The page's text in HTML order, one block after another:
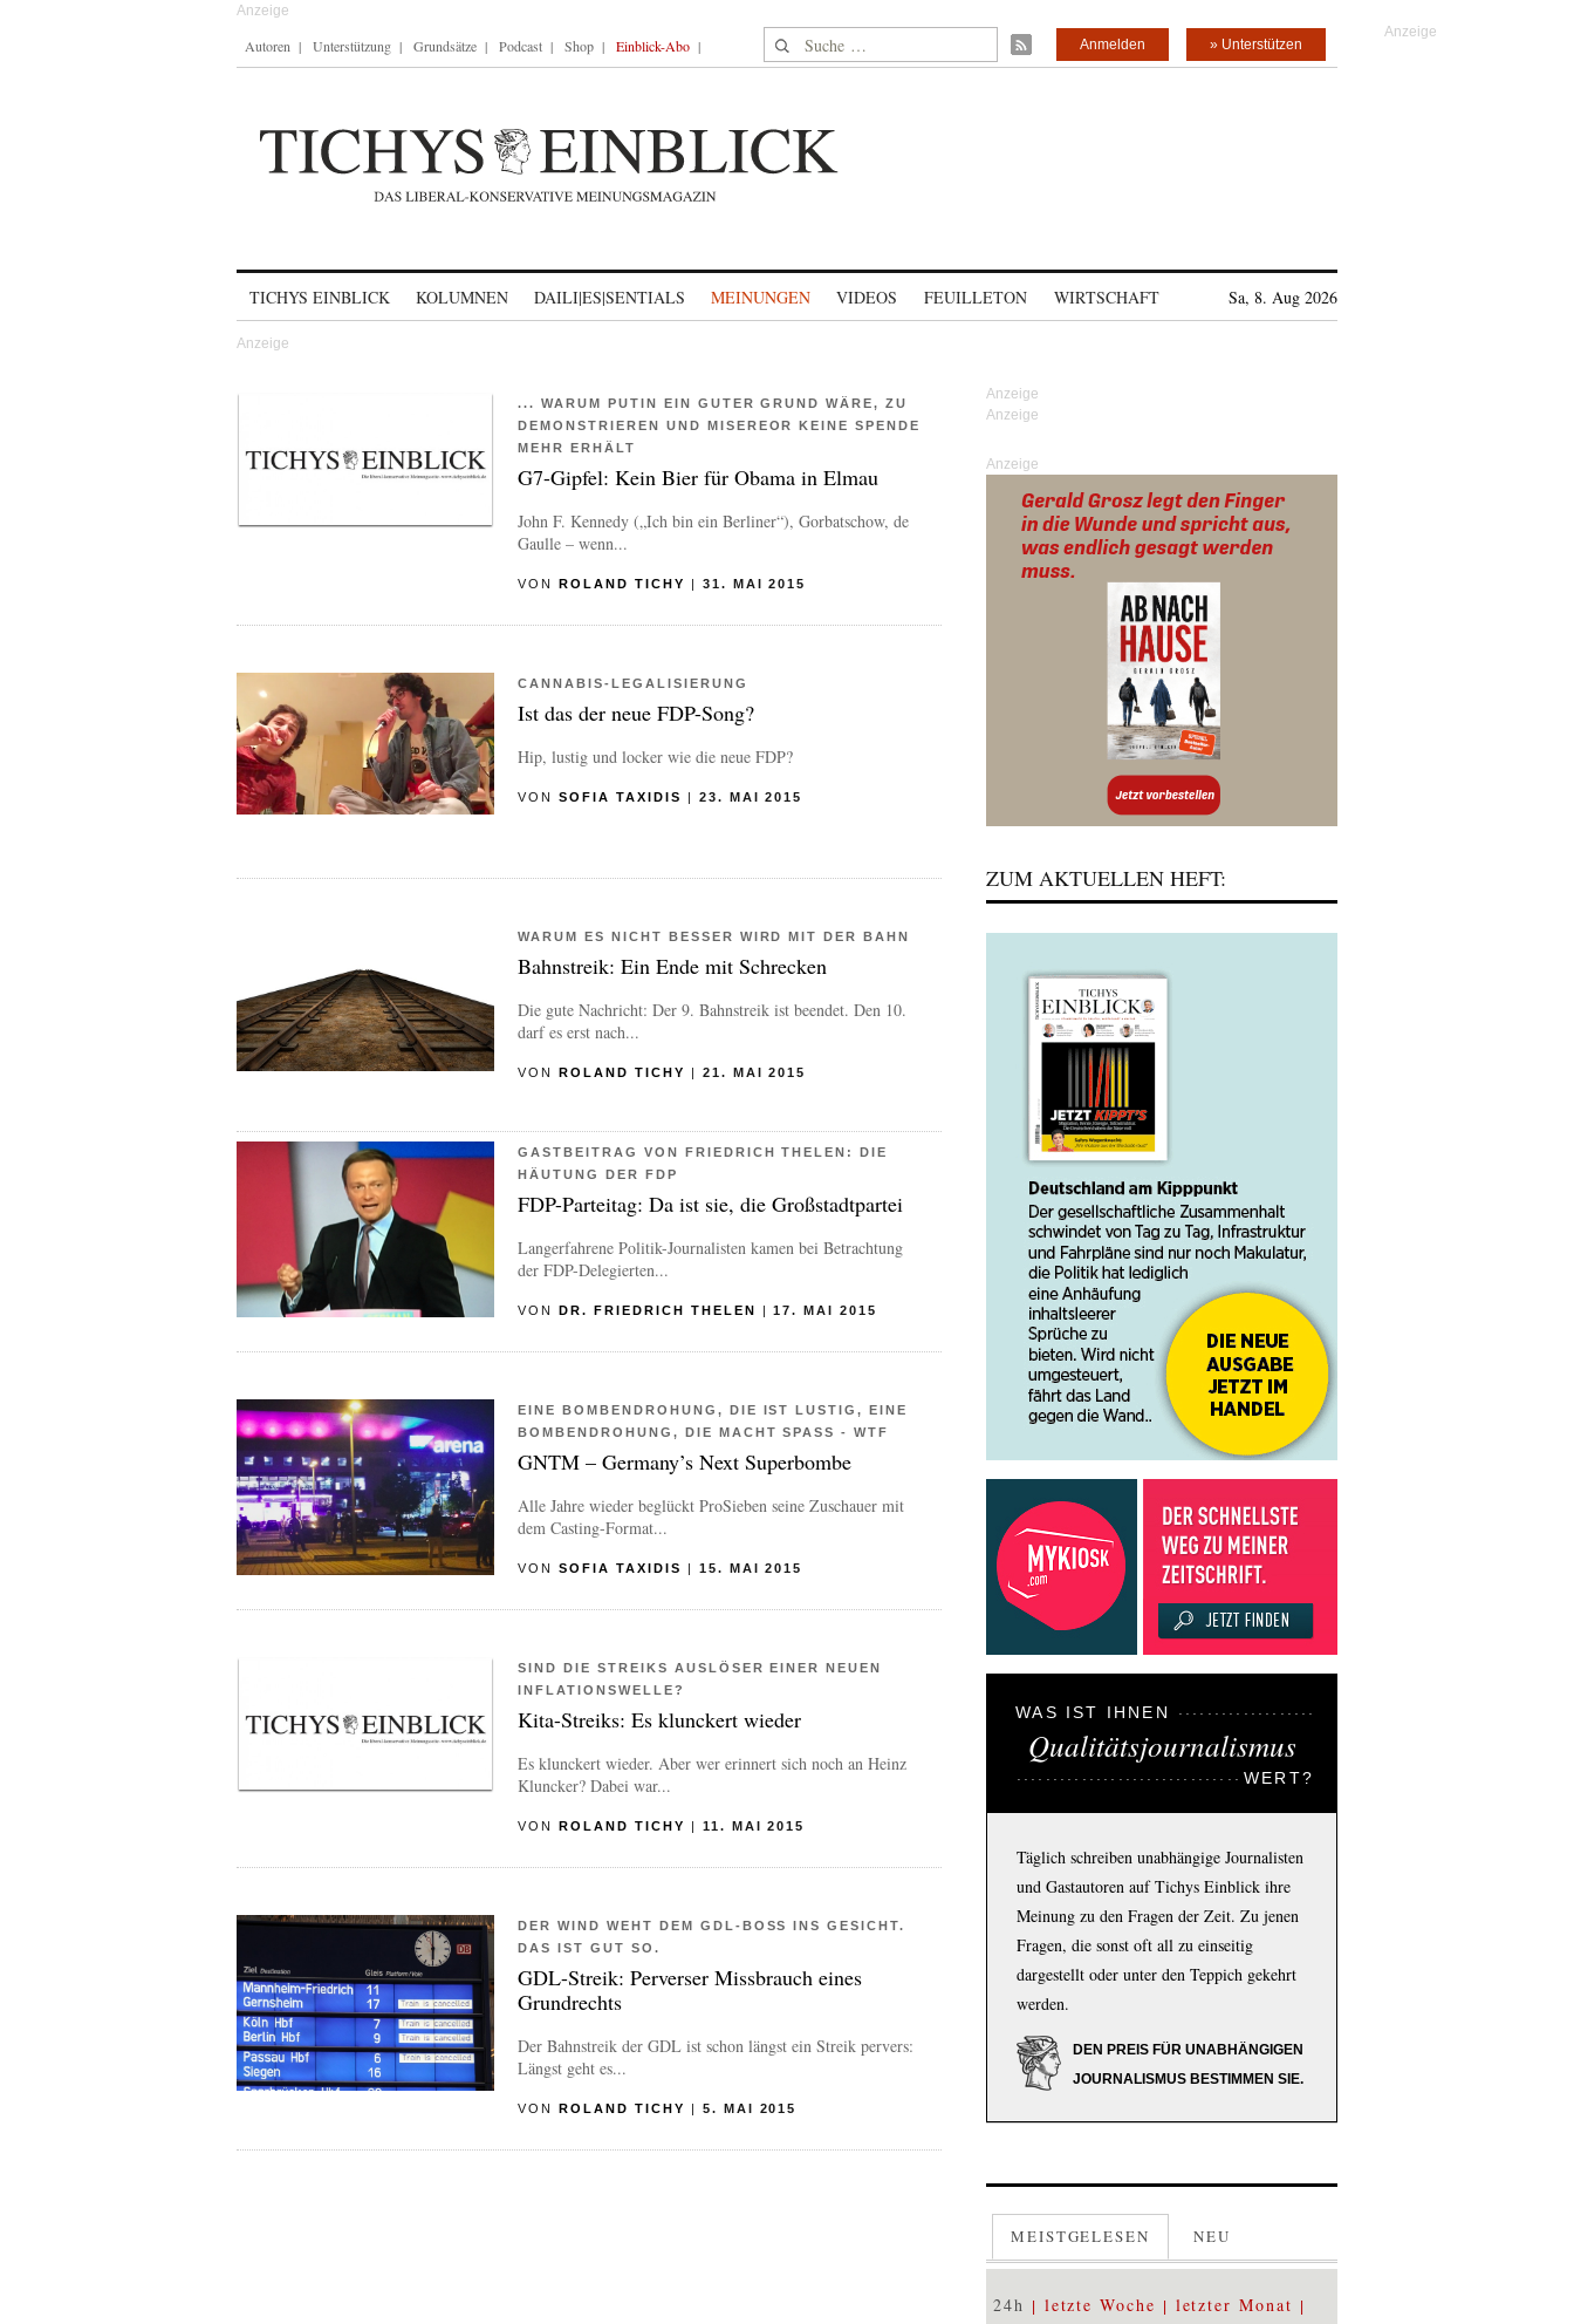
Autoren Unterstützung Grundsätze Podcast Shop Einblick-Abo Suche nach: » Unterstützen
Anmelden
TICHYS EINBLICK KOLUMNEN DAILI|ES|SENTIALS MEINUNGEN VIDEOS FEUILLETON WIRTSCHAFT Sa, 8. Aug 2026
... WARUM PUTIN EIN GUTER GRUND WÄRE, ZU
DEMONSTRIEREN UND MISEREOR KEINE SPENDE
MEHR ERHÄLT
G7-Gipfel: Kein Bier für Obama in Elmau
John F. Kennedy („Ich bin ein Berliner“), Gorbatschow, de
Gaulle – wenn...
VON ROLAND TICHY | 31. MAI 2015
CANNABIS-LEGALISIERUNG
Ist das der neue FDP-Song?
Hip, lustig und locker wie die neue FDP?
VON SOFIA TAXIDIS | 23. MAI 2015
WARUM ES NICHT BESSER WIRD MIT DER BAHN
Bahnstreik: Ein Ende mit Schrecken
Die gute Nachricht: Der 9. Bahnstreik ist beendet. Den 10.
darf es erst nach...
VON ROLAND TICHY | 21. MAI 2015
GASTBEITRAG VON FRIEDRICH THELEN: DIE
HÄUTUNG DER FDP
FDP-Parteitag: Da ist sie, die Großstadtpartei
Langerfahrene Politik-Journalisten kamen bei Betrachtung
der FDP-Delegierten...
VON DR. FRIEDRICH THELEN |17. MAI 2015
EINE BOMBENDROHUNG, DIE IST LUSTIG, EINE
BOMBENDROHUNG, DIE MACHT SPASS - WTF
GNTM – Germany’s Next Superbombe
Alle Jahre wieder beglückt ProSieben seine Zuschauer mit
dem Casting-Format...
VON SOFIA TAXIDIS | 15. MAI 2015
SIND DIE STREIKS AUSLÖSER EINER NEUEN
INFLATIONSWELLE?
Kita-Streiks: Es klunckert wieder
Es klunckert wieder. Aber wer erinnert sich noch an Heinz
Kluncker? Dabei war...
VON ROLAND TICHY | 11. MAI 2015
DER WIND WEHT DEM GDL-BOSS INS GESICHT.
DAS IST GUT SO.
GDL-Streik: Perverser Missbrauch eines
Grundrechts
Der Bahnstreik der GDL ist schon längst ein Streik pervers:
Längst geht es...
VON ROLAND TICHY | 5. MAI 2015
Anzeige
ZUM AKTUELLEN HEFT:
WAS IST IHNEN
Qualitätsjournalismus
WERT?
Täglich schreiben unabhängige Journalisten
und Gastautoren auf Tichys Einblick ihre
Meinung zu den Fragen der Zeit. Zu jenen
Fragen, die sonst oft all zu einseitig
dargestellt oder unter den Teppich gekehrt
werden.
DEN PREIS FÜR UNABHÄNGIGEN
JOURNALISMUS BESTIMMEN SIE.
MEISTGELESEN NEU
24h letzte Woche letzter Monat